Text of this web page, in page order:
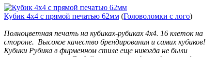
Кубик 4х4 с прямой печатью 62мм (Головоломки с лого)
Полноцветная печать на кубиках-рубиках 4х4. 16 клеток на
стороне. Высокое качество брендирования и самих кубиков!
Кубики Рубика в фирменном стиле еще никогда не были